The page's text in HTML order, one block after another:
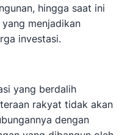
hingga saat ini
menjadikan
investasi.
yang berdalih
rakyat tidak akan
dengan